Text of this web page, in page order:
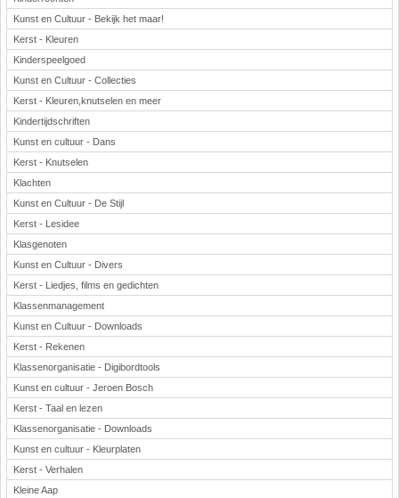
Kunst en Cultuur - Bekijk het maar!
Kerst - Kleuren
Kinderspeelgoed
Kunst en Cultuur - Collecties
Kerst - Kleuren,knutselen en meer
Kindertijdschriften
Kunst en cultuur - Dans
Kerst - Knutselen
Klachten
Kunst en Cultuur - De Stijl
Kerst - Lesidee
Klasgenoten
Kunst en Cultuur - Divers
Kerst - Liedjes, films en gedichten
Klassenmanagement
Kunst en Cultuur - Downloads
Kerst - Rekenen
Klassenorganisatie - Digibordtools
Kunst en cultuur - Jeroen Bosch
Kerst - Taal en lezen
Klassenorganisatie - Downloads
Kunst en cultuur - Kleurplaten
Kerst - Verhalen
Kleine Aap